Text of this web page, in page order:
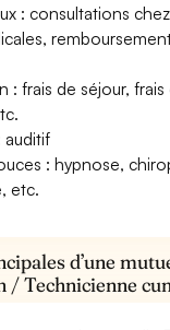
: consultations
: frais de séjour,
auditif
: hypnose,
etc.
d’une
/ Technicienne